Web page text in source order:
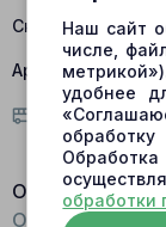
Склад
Артикул: 243-
Условия
Описание:
Общий вид:
Наш сайт
числе,
удобнее
обработки